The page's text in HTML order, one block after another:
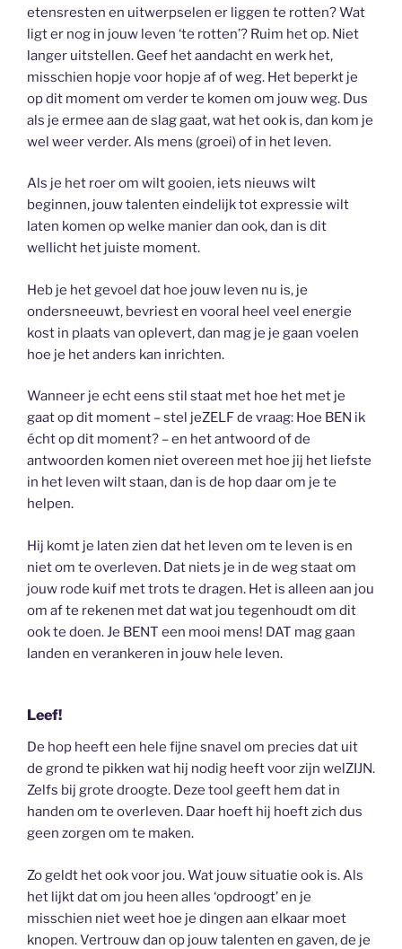
etensresten en uitwerpselen er liggen te rotten? Wat
ligt er nog in jouw leven ‘te rotten’? Ruim het op. Niet
langer uitstellen. Geef het aandacht en werk het,
misschien hopje voor hopje af of weg. Het beperkt je
op dit moment om verder te komen om jouw weg. Dus
als je ermee aan de slag gaat, wat het ook is, dan kom je
wel weer verder. Als mens (groei) of in het leven.
Als je het roer om wilt gooien, iets nieuws wilt
beginnen, jouw talenten eindelijk tot expressie wilt
laten komen op welke manier dan ook, dan is dit
wellicht het juiste moment.
Heb je het gevoel dat hoe jouw leven nu is, je
ondersneeuwt, bevriest en vooral heel veel energie
kost in plaats van oplevert, dan mag je je gaan voelen
hoe je het anders kan inrichten.
Wanneer je echt eens stil staat met hoe het met je
gaat op dit moment – stel jeZELF de vraag: Hoe BEN ik
écht op dit moment? – en het antwoord of de
antwoorden komen niet overeen met hoe jij het liefste
in het leven wilt staan, dan is de hop daar om je te
helpen.
Hij komt je laten zien dat het leven om te leven is en
niet om te overleven. Dat niets je in de weg staat om
jouw rode kuif met trots te dragen. Het is alleen aan jou
om af te rekenen met dat wat jou tegenhoudt om dit
ook te doen. Je BENT een mooi mens! DAT mag gaan
landen en verankeren in jouw hele leven.
Leef!
De hop heeft een hele fijne snavel om precies dat uit
de grond te pikken wat hij nodig heeft voor zijn welZIJN.
Zelfs bij grote droogte. Deze tool geeft hem dat in
handen om te overleven. Daar hoeft hij hoeft zich dus
geen zorgen om te maken.
Zo geldt het ook voor jou. Wat jouw situatie ook is. Als
het lijkt dat om jou heen alles ‘opdroogt’ en je
misschien niet weet hoe je dingen aan elkaar moet
knopen. Vertrouw dan op jouw talenten en gaven, de je